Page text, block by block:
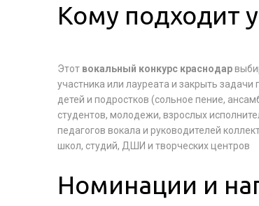
Кому подходит
Этот вокальный конкурс краснодар
участника или лауреата и закрыть
детей и подростков (сольное пение,
студентов, молодежи, взрослых
педагогов вокала и руководителей
школ, студий, ДШИ и творческих центров
Номинации и